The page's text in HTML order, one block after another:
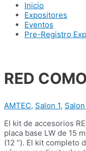
Inicio
Expositores
Eventos
Pre-Registro
RED
AMTEC, Salon 1,
El kit de accesorios
placa base LW de 15
(12 ”). El kit completo